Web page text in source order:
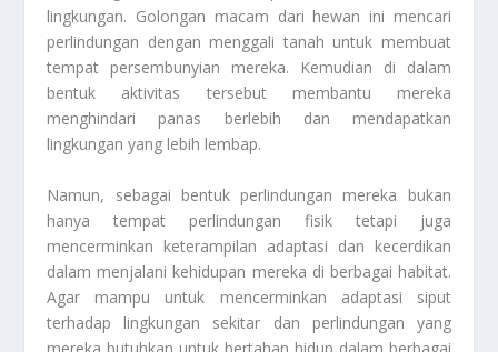
lingkungan. Golongan macam dari hewan ini mencari
perlindungan dengan menggali tanah untuk membuat
tempat persembunyian mereka. Kemudian di dalam
bentuk aktivitas tersebut membantu mereka
menghindari panas berlebih dan mendapatkan
lingkungan yang lebih lembap.
Namun, sebagai bentuk perlindungan mereka bukan
hanya tempat perlindungan fisik tetapi juga
mencerminkan keterampilan adaptasi dan kecerdikan
dalam menjalani kehidupan mereka di berbagai habitat.
Agar mampu untuk mencerminkan adaptasi siput
terhadap lingkungan sekitar dan perlindungan yang
mereka butuhkan untuk bertahan hidup dalam berbagai